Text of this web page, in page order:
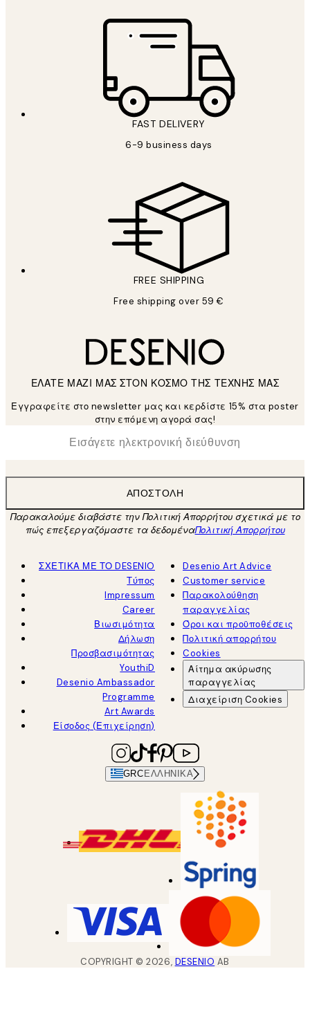
FAST DELIVERY
6-9 business days
FREE SHIPPING
Free shipping over 59 €
ΕΛΑΤΕ ΜΑΖΙ ΜΑΣ ΣΤΟΝ ΚΟΣΜΟ ΤΗΣ ΤΕΧΝΗΣ ΜΑΣ
Εγγραφείτε στο newsletter μας και κερδίστε 15% στα poster
στην επόμενη αγορά σας!
Ηλεκτρονική Διεύθυνση
ΑΠΟΣΤΟΛΉ
Παρακαλούμε διαβάστε την Πολιτική Απορρήτου σχετικά με το
πώς επεξεργαζόμαστε τα δεδομέναΠολιτική Απορρήτου
ΣΧΕΤΙΚΑ ΜΕ ΤΟ DESENIO
Τύπος
Impressum
Career
Βιωσιμότητα
Δήλωση
Προσβασιμότητας
YouthiD
Desenio Ambassador
Programme
Art Awards
Είσοδος (Επιχείρηση)
Desenio Art Advice
Customer service
Παρακολούθηση
παραγγελίας
Όροι και προϋποθέσεις
Πολιτική απορρήτου
Cookies
Αίτημα ακύρωσης
παραγγελίας
Διαχείριση Cookies
GRC ΕΛΛΗΝΙΚΆ
COPYRIGHT ©2026, DESENIO AB